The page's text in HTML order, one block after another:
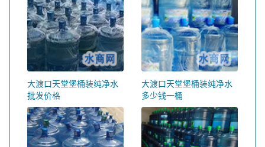
大渡口天堂堡桶装纯净水
批发价格
大渡口天堂堡桶装纯净水
多少钱一桶